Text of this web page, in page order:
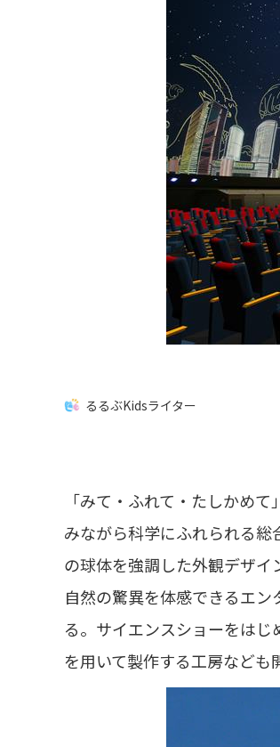
るるぶKidsライター
「みて・ふれて・たしかめ
みながら科学にふれられる
の球体を強調した外観デザ
自然の驚異を体感できるエ
る。サイエンスショーをは
を用いて製作する工房なども